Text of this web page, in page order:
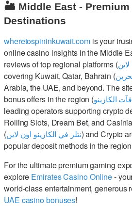
🏜️ Middle East - Premium
Destinations
wheretospininkuwait.comis your
online casino insights in the Middle
reviews of top regional platforms (
covering Kuwait, Qatar, Bahrain (
Arabia, the UAE, and beyond. The
bonus offers in the region (الكازينو
leading operators supporting crypto
Rolling Slots, Dream Bet, and
(نتلر في الكازينو اون لاين) and Crypto
popular deposit methods in the
For the ultimate premium gaming
explore Emirates Casino Online-
world-class entertainment, generous
UAE casino bonuses!